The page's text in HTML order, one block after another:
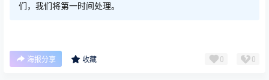
们，我们将第一时间处理。
海报分享 收藏 0 0